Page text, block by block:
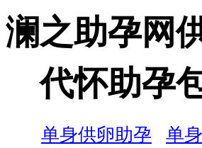
澜之助孕网
代怀助孕
单身供卵助孕
单